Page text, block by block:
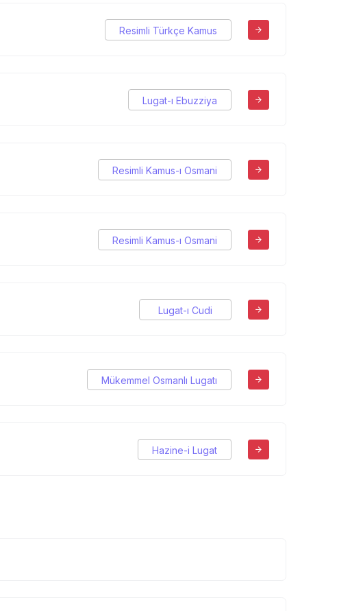
Resimli Türkçe Kamus
Lugat-ı Ebuzziya
Resimli Kamus-ı Osmani
Resimli Kamus-ı Osmani
Lugat-ı Cudi
Mükemmel Osmanlı Lugatı
Hazine-i Lugat